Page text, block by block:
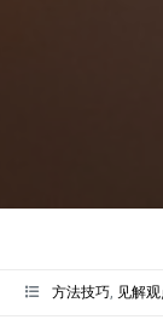
方法技巧 见解观